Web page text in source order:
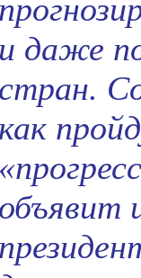
и даже
стран.
как
объявит